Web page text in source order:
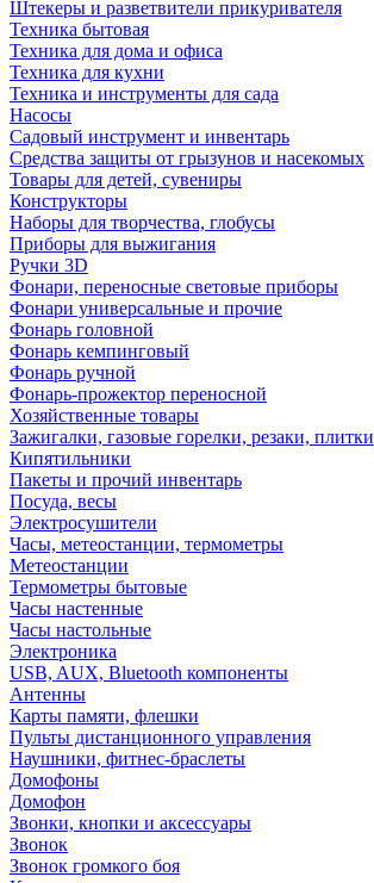
Штекеры и разветвители прикуривателя
Техника бытовая
Техника для дома и офиса
Техника для кухни
Техника и инструменты для сада
Насосы
Садовый инструмент и инвентарь
Средства защиты от грызунов и насекомых
Товары для детей, сувениры
Конструкторы
Наборы для творчества, глобусы
Приборы для выжигания
Ручки 3D
Фонари, переносные световые приборы
Фонари универсальные и прочие
Фонарь головной
Фонарь кемпинговый
Фонарь ручной
Фонарь-прожектор переносной
Хозяйственные товары
Зажигалки, газовые горелки, резаки, плитки
Кипятильники
Пакеты и прочий инвентарь
Посуда, весы
Электросушители
Часы, метеостанции, термометры
Метеостанции
Термометры бытовые
Часы настенные
Часы настольные
Электроника
USB, AUX, Bluetooth компоненты
Антенны
Карты памяти, флешки
Пульты дистанционного управления
Наушники, фитнес-браслеты
Домофоны
Домофон
Звонки, кнопки и аксессуары
Звонок
Звонок громкого боя